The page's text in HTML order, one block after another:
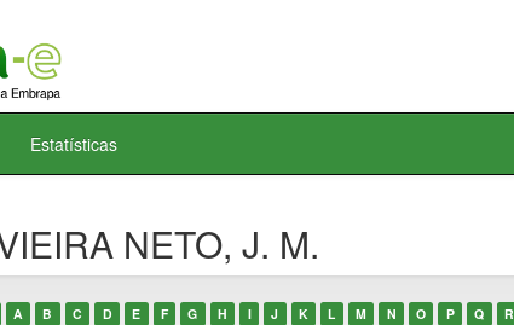
Estatísticas
NETO, J. M.
A B C D E F G H I J K L M N O P Q R